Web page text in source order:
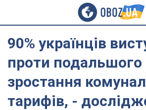
90% українців
проти подальшого
зростання
тарифів, -